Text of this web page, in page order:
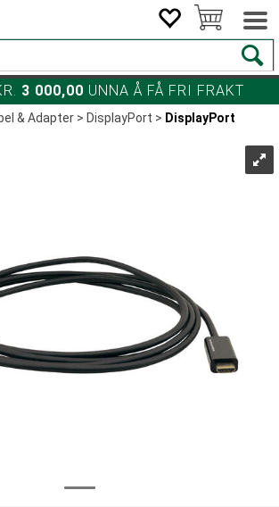
3 000,00 UNNA Å FÅ FRI FRAKT
& Adapter>DisplayPort> DisplayPort